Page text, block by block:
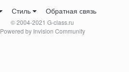
Стиль Обратная связь
© 2004-2021 G-class.ru
Powered by Invision Community